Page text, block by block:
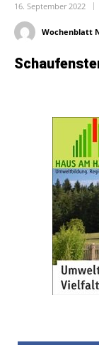
16. September 2022
Wochenblatt